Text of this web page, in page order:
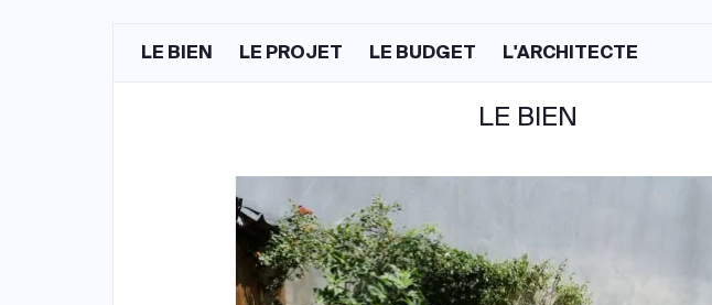
LE BIEN LE PROJET LE BUDGET L'ARCHITECTE
LE BIEN